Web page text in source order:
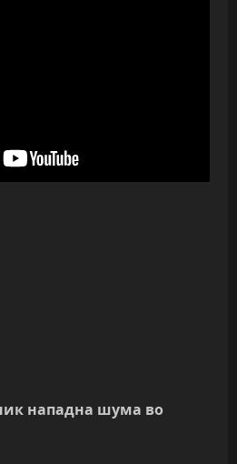
нападна шума во